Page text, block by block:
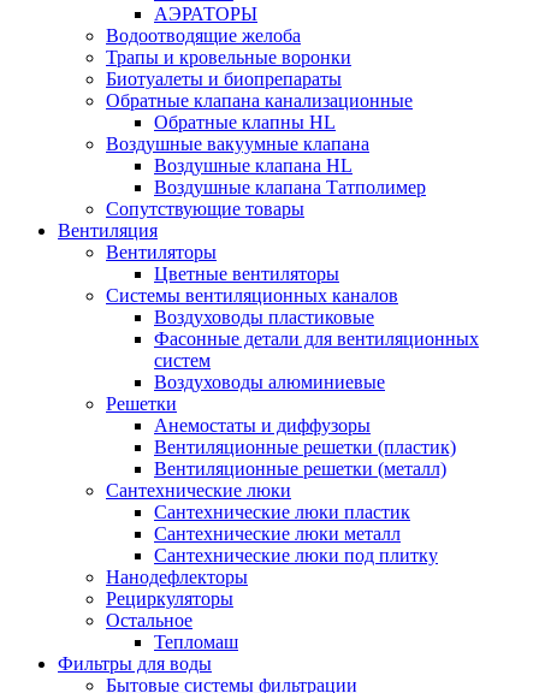
АЭРАТОРЫ
Водоотводящие желоба
Трапы и кровельные воронки
Биотуалеты и биопрепараты
Обратные клапана канализационные
Обратные клапны HL
Воздушные вакуумные клапана
Воздушные клапана HL
Воздушные клапана Татполимер
Сопутствующие товары
Вентиляция
Вентиляторы
Цветные вентиляторы
Системы вентиляционных каналов
Воздуховоды пластиковые
Фасонные детали для вентиляционных
систем
Воздуховоды алюминиевые
Решетки
Анемостаты и диффузоры
Вентиляционные решетки (пластик)
Вентиляционные решетки (металл)
Сантехнические люки
Сантехнические люки пластик
Сантехнические люки металл
Сантехнические люки под плитку
Нанодефлекторы
Рециркуляторы
Остальное
Тепломаш
Фильтры для воды
Бытовые системы фильтрации